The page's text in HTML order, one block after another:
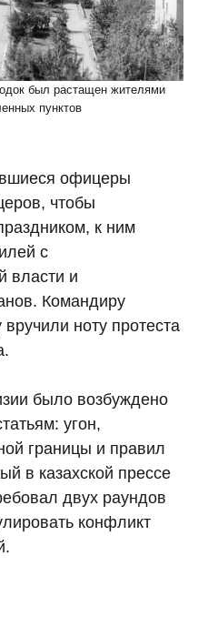
был растащен жителями
пунктов
офицеры
чтобы
к ним
с
власти и
Командиру
ноту протеста
было возбуждено
угон,
границы и правил
в казахской прессе
двух раундов
конфликт